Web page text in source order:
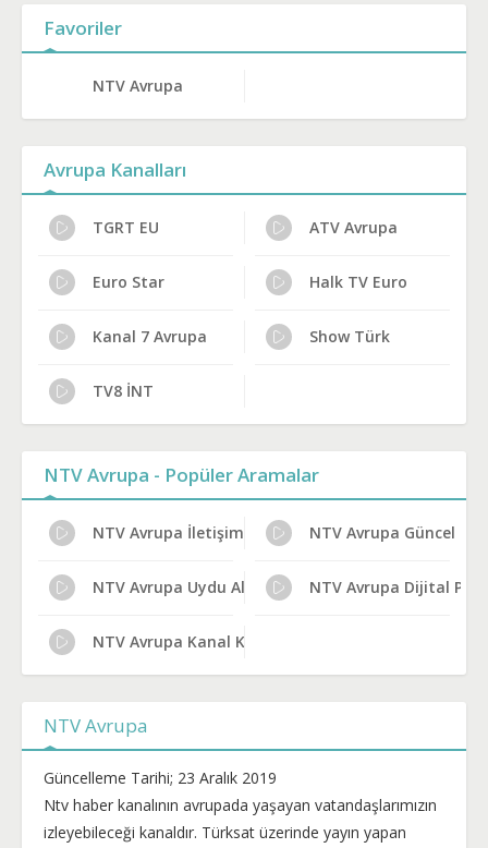
Favoriler
NTV Avrupa
Avrupa Kanalları
TGRT EU ATV Avrupa
Euro Star Halk TV Euro
Kanal 7 Avrupa Show Türk
TV8 İNT
NTV Avrupa - Popüler Aramalar
NTV Avrupa İletişim ve AdresNTV Avrupa Güncel
NTV Avrupa Uydu Alıcısı AyarlarıNTV Avrupa Dijital
NTV Avrupa Kanal Künyesi
NTV Avrupa
Güncelleme Tarihi; 23 Aralık 2019
Ntv haber kanalının avrupada yaşayan vatandaşlarımızın
izleyebileceği kanaldır. Türksat üzerinde yayın yapan